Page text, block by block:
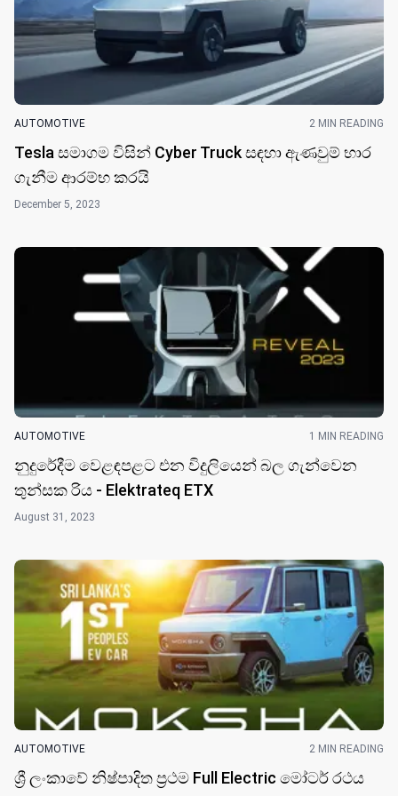
AUTOMOTIVE 2 MIN READING
Tesla සමාගම විසි​න් Cyber Truck ​සඳහා ඇණවුම් භාර
ගැනීම ආරම්භ කර​යි
December 5, 2023
AUTOMOTIVE 1 MIN READING
නුදුරේදීම වෙළඳපළට එන විදුලියෙන් බල ගැන්වෙන
තුන්සක රිය - Elektrateq ETX
August 31, 2023
AUTOMOTIVE 2 MIN READING
ශ්‍රී ලංකාවේ නිෂ්පාදිත ප්‍රථම Full Electric මෝටර් රථය